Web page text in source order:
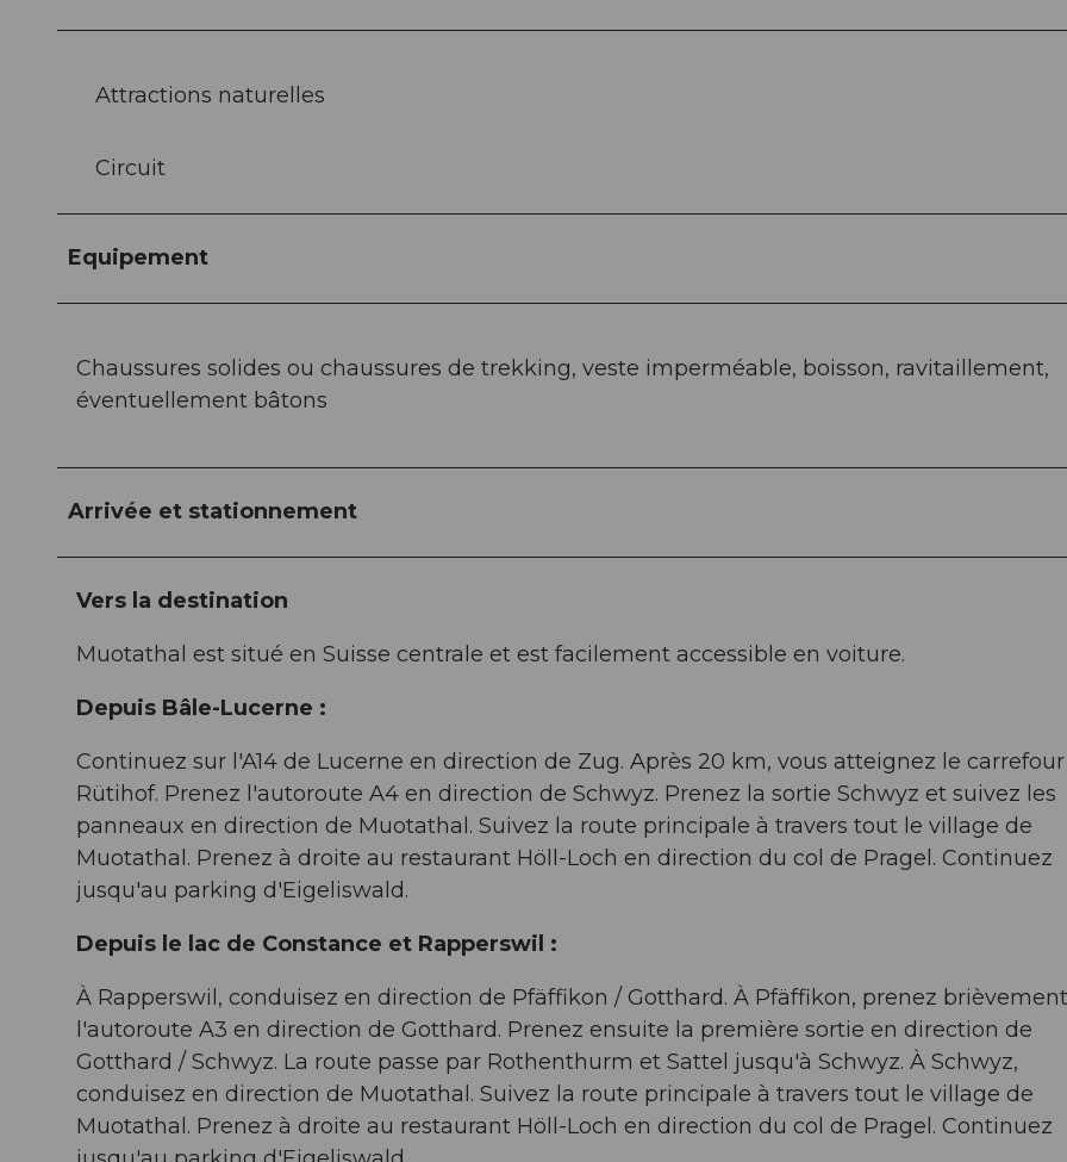
Attractions naturelles
Circuit
Equipement
Chaussures solides ou chaussures de trekking, veste imperméable, boisson, ravitaillement,
éventuellement bâtons
Arrivée et stationnement
Vers la destination
Muotathal est situé en Suisse centrale et est facilement accessible en voiture.
Depuis Bâle-Lucerne :
Continuez sur l'A14 de Lucerne en direction de Zug. Après 20 km, vous atteignez le carrefour
Rütihof. Prenez l'autoroute A4 en direction de Schwyz. Prenez la sortie Schwyz et suivez les
panneaux en direction de Muotathal. Suivez la route principale à travers tout le village de
Muotathal. Prenez à droite au restaurant Höll-Loch en direction du col de Pragel. Continuez
jusqu'au parking d'Eigeliswald.
Depuis le lac de Constance et Rapperswil :
À Rapperswil, conduisez en direction de Pfäffikon / Gotthard. À Pfäffikon, prenez brièvement
l'autoroute A3 en direction de Gotthard. Prenez ensuite la première sortie en direction de
Gotthard / Schwyz. La route passe par Rothenthurm et Sattel jusqu'à Schwyz. À Schwyz,
conduisez en direction de Muotathal. Suivez la route principale à travers tout le village de
Muotathal. Prenez à droite au restaurant Höll-Loch en direction du col de Pragel. Continuez